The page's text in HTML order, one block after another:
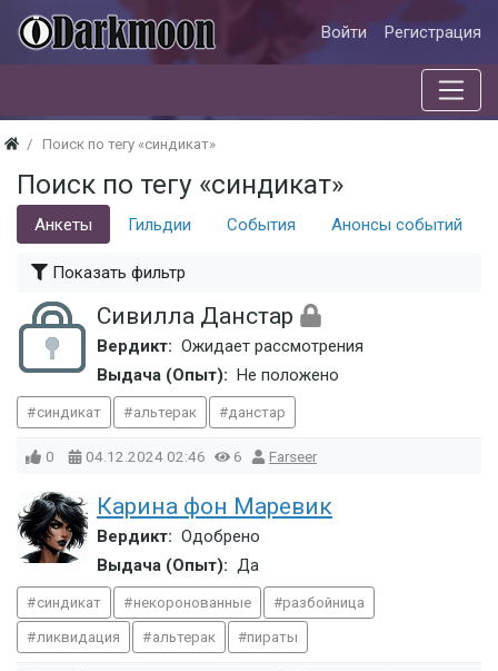
Войти Регистрация
Поиск по тегу «синдикат»
Поиск по тегу «синдикат»
Анкеты Гильдии События Анонсы событий
Показать фильтр
Сивилла Данстар
Вердикт: Ожидает рассмотрения
Выдача (Опыт):
Не положено
синдикат альтерак данстар
0 04.12.2024 02:46 6 Farseer
Карина фон Маревик
Вердикт: Одобрено
Выдача (Опыт): Да
синдикат некоронованные разбойница
ликвидация альтерак пираты